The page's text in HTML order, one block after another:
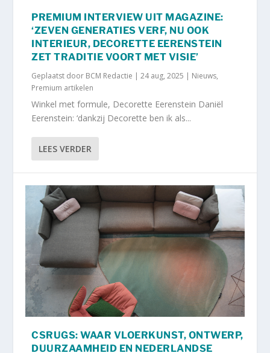
PREMIUM INTERVIEW UIT MAGAZINE:
‘ZEVEN GENERATIES VERF, NU OOK
INTERIEUR, DECORETTE EERENSTEIN
ZET TRADITIE VOORT MET VISIE’
Geplaatst door BCM Redactie |24 aug, 2025 | Nieuws,
Premium artikelen
Winkel met formule, Decorette Eerenstein Daniël
Eerenstein: ‘dankzij Decorette ben ik als...
LEES VERDER
CSRUGS: WAAR VLOERKUNST, ONTWERP,
DUURZAAMHEID EN NEDERLANDSE